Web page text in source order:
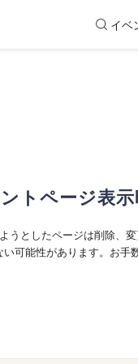
イベ
トページ表
うとしたページは削除、
い可能性があります。お手